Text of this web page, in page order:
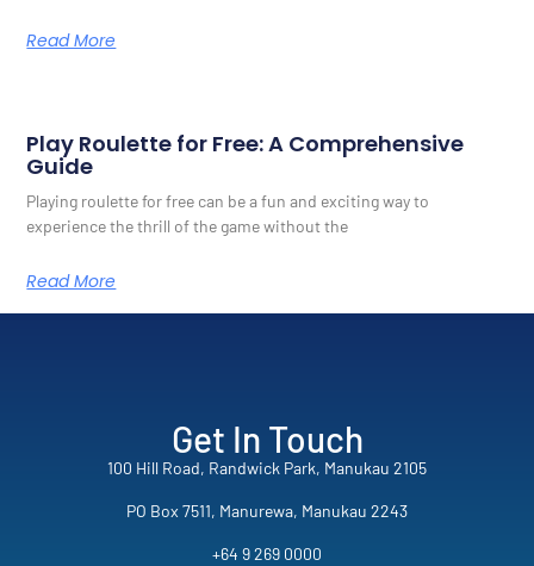
Read More
Play Roulette for Free: A Comprehensive
Guide
Playing roulette for free can be a fun and exciting way to
experience the thrill of the game without the
Read More
Get In Touch
100 Hill Road, Randwick Park, Manukau 2105
PO Box 7511, Manurewa, Manukau 2243
+64 9 269 0000